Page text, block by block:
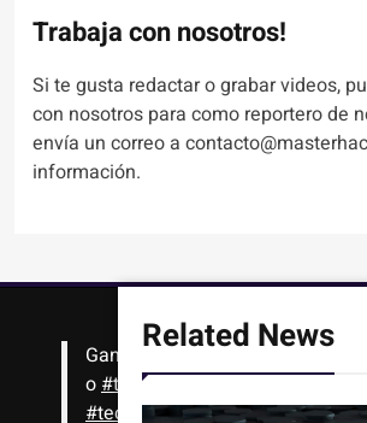
Related News
Trabaja con nosotros!
Si te gusta redactar o grabar videos,
con nosotros para como reportero de
envía un correo a
información.
Gana #Bitcoin solo con leer
o#tutoriales
#tecnología,#criptomonedas,